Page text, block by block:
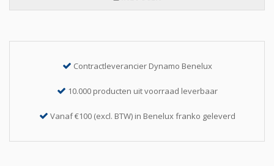
Contractleverancier Dynamo Benelux
10.000 producten uit voorraad leverbaar
Vanaf €100 (excl. BTW) in Benelux franko geleverd